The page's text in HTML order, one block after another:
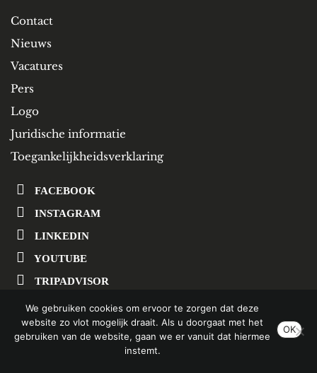
Contact
Nieuws
Vacatures
Pers
Logo
Juridische informatie
Toegankelijkheidsverklaring
FACEBOOK
INSTAGRAM
LINKEDIN
YOUTUBE
TRIPADVISOR
SCHRIJF U IN OP ONZE NIEUWSBRIEF
We gebruiken cookies om ervoor te zorgen dat deze
website zo vlot mogelijk draait. Als u doorgaat met het
gebruiken van de website, gaan we er vanuit dat hiermee
instemt.
OK